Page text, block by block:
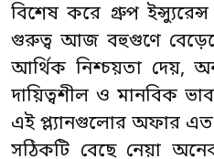
বিশেষ করে গ্রুপ
গুরুত্ব আজ বহুগুণে
আর্থিক নিশ্চয়তা দেয়,
দায়িত্বশীল ও মানবিক
এই প্ল্যানগুলোর অফার
সঠিকটি বেছে নেয়া